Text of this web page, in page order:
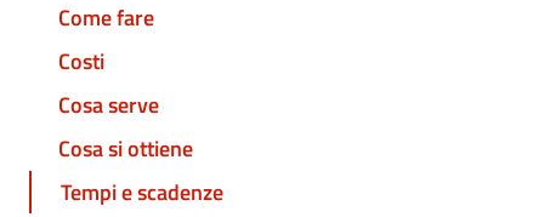
Come fare
Costi
Cosa serve
Cosa si ottiene
Tempi e scadenze